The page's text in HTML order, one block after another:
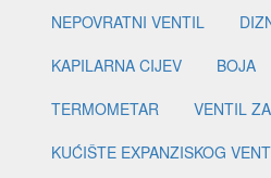
NEPOVRATNI VENTIL
KAPILARNA CIJEV
BOJA
TERMOMETAR
VENTIL
KUĆIŠTE EXPANZISKOG